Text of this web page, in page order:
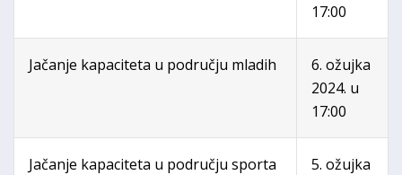
17:00
Jačanje kapaciteta u području mladih
6. ožujka
2024. u
17:00
Jačanje kapaciteta u području sporta
5. ožujka